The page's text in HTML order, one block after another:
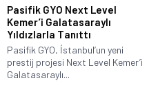
Pasifik GYO Next Level
Kemer’i Galatasaraylı
Yıldızlarla Tanıttı
Pasifik GYO, İstanbul’un yeni
prestij projesi Next Level Kemer’i
Galatasaraylı...